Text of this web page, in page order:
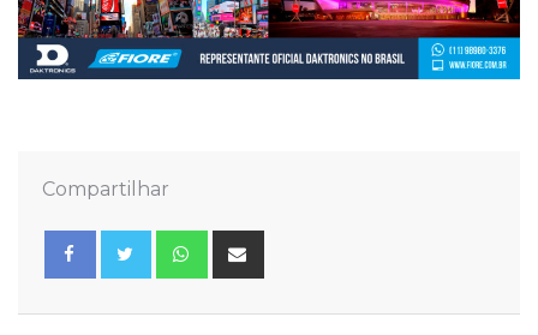
Compartilhar
Whatsapp